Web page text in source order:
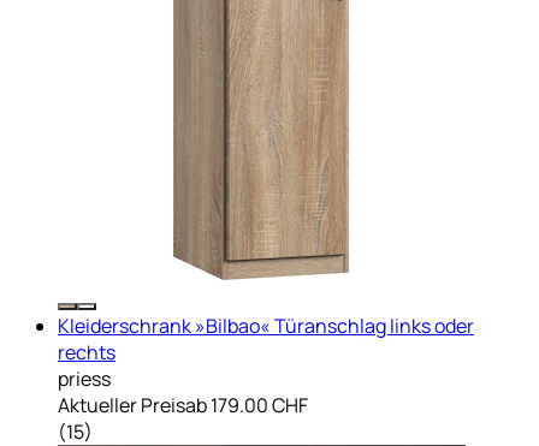
Kleiderschrank »Bilbao« Türanschlag links oder
rechts
priess
Aktueller Preisab179.00 CHF
(15)